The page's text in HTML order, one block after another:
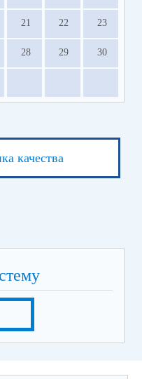
21 22 23
28 29 30
качества